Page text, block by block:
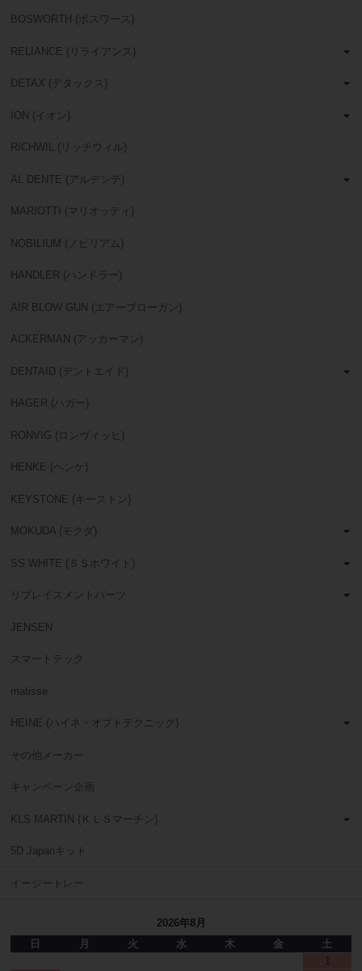
BOSWORTH (ボスワース)
RELIANCE (リライアンス)
DETAX (デタックス)
ION (イオン)
RICHWIL (リッチウィル)
AL DENTE (アルデンテ)
MARIOTTI (マリオッティ)
NOBILIUM (ノビリアム)
HANDLER (ハンドラー)
AIR BLOW GUN (エアーブローガン)
ACKERMAN (アッカーマン)
DENTAID (デントエイド)
HAGER (ハガー)
RONVIG (ロンヴィッヒ)
HENKE (ヘンケ)
KEYSTONE (キーストン)
MOKUDA (モクダ)
SS WHITE (ＳＳホワイト)
リプレイスメントパーツ
JENSEN
スマートテック
matisse
HEINE (ハイネ・オプトテクニック)
その他メーカー
キャンペーン企画
KLS MARTIN (ＫＬＳマーチン)
5D Japanキット
イージートレー
2026年8月
日
月 火 水 木 金
土
1